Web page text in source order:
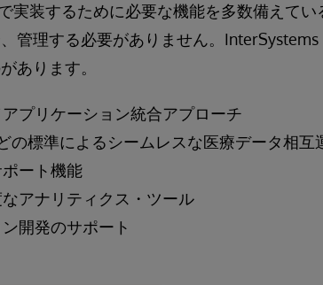
実装するために必要な機能を多数備えて
管理する必要がありません。
あります。
プリケーション統合アプローチ
の標準によるシームレスな医療データ相互
ート機能
アナリティクス・ツール
開発のサポート